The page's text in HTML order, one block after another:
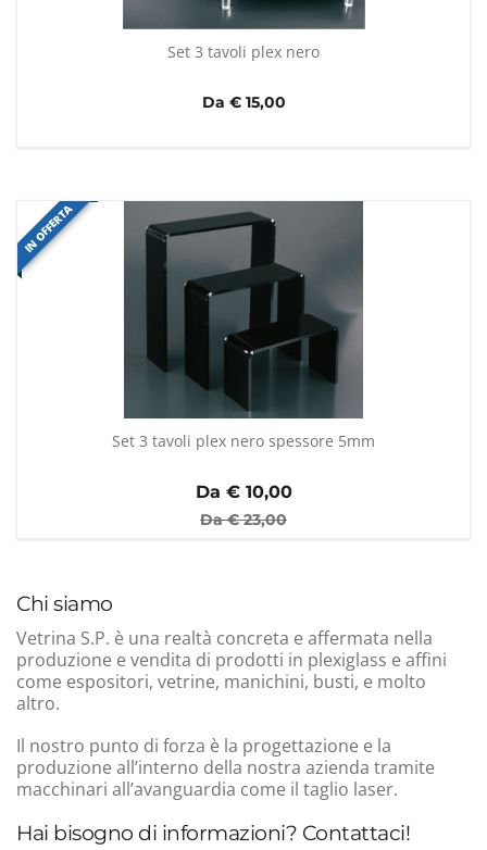
Hai bisogno di informazioni? Contattaci!
Chi siamo
Vetrina S.P. è una realtà concreta e affermata nella
produzione e vendita di prodotti in plexiglass e affini
come espositori, vetrine, manichini, busti, e molto
altro.
Il nostro punto di forza è la progettazione e la
produzione all’interno della nostra azienda tramite
macchinari all’avanguardia come il taglio laser.
Set 3 tavoli plex nero
Da € 15,00
IN OFFERTA
Set 3 tavoli plex nero spessore 5mm
Da €10,00
Da €23,00